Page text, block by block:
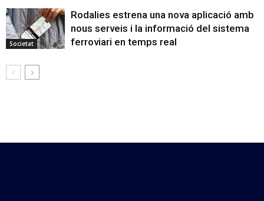
Societat
Rodalies estrena una nova aplicació amb
nous serveis i la informació del sistema
ferroviari en temps real